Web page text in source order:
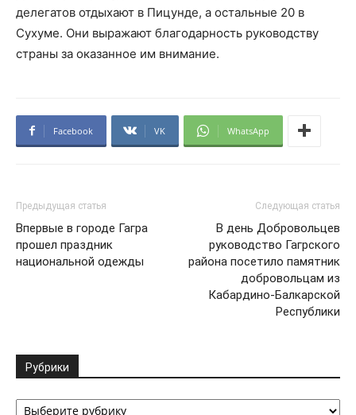
делегатов отдыхают в Пицунде, а остальные 20 в
Сухуме. Они выражают благодарность руководству
страны за оказанное им внимание.
Facebook VK WhatsApp
Предыдущая статья
Впервые в городе Гагра
прошел праздник
национальной одежды
Следующая статья
В день Добровольцев
руководство Гагрского
района посетило памятник
добровольцам из
Кабардино-Балкарской
Республики
Рубрики
Рубрики